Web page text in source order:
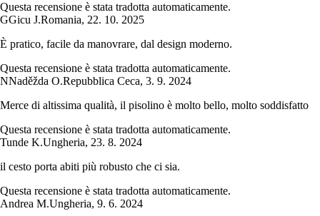
Questa recensione è stata tradotta automaticamente.
GGicu J.Romania, 22. 10. 2025
È pratico, facile da manovrare, dal design moderno.
Questa recensione è stata tradotta automaticamente.
NNaděžda O.Repubblica Ceca, 3. 9. 2024
Merce di altissima qualità, il pisolino è molto bello, molto soddisfatto
Questa recensione è stata tradotta automaticamente.
Tunde K.Ungheria, 23. 8. 2024
il cesto porta abiti più robusto che ci sia.
Questa recensione è stata tradotta automaticamente.
Andrea M.Ungheria, 9. 6. 2024